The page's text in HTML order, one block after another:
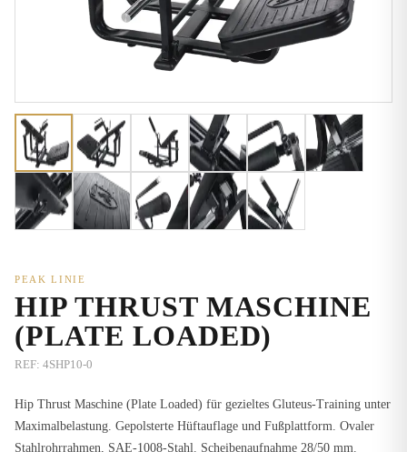
PEAK LINIE
HIP THRUST MASCHINE
(PLATE LOADED)
REF: 4SHP10-0
Hip Thrust Maschine (Plate Loaded) für gezieltes Gluteus-Training unter
Maximalbelastung. Gepolsterte Hüftauflage und Fußplattform. Ovaler
Stahlrohrrahmen, SAE-1008-Stahl. Scheibenaufnahme 28/50 mm.